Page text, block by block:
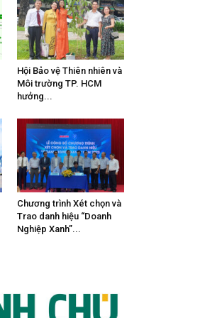
Hội Bảo vệ Thiên nhiên và
Môi trường TP. HCM
hưởng...
Chương trình Xét chọn và
Trao danh hiệu “Doanh
Nghiệp Xanh”...